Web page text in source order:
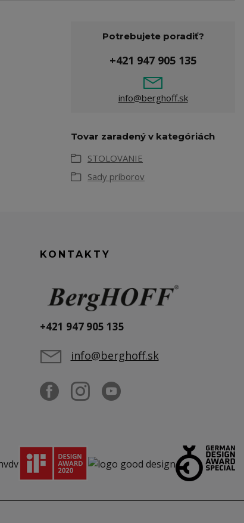
Potrebujete poradiť?
+421 947 905 135
info@berghoff.sk
Tovar zaradený v kategóriách
STOLOVANIE
Sady príborov
KONTAKTY
+421 947 905 135
info@berghoff.sk